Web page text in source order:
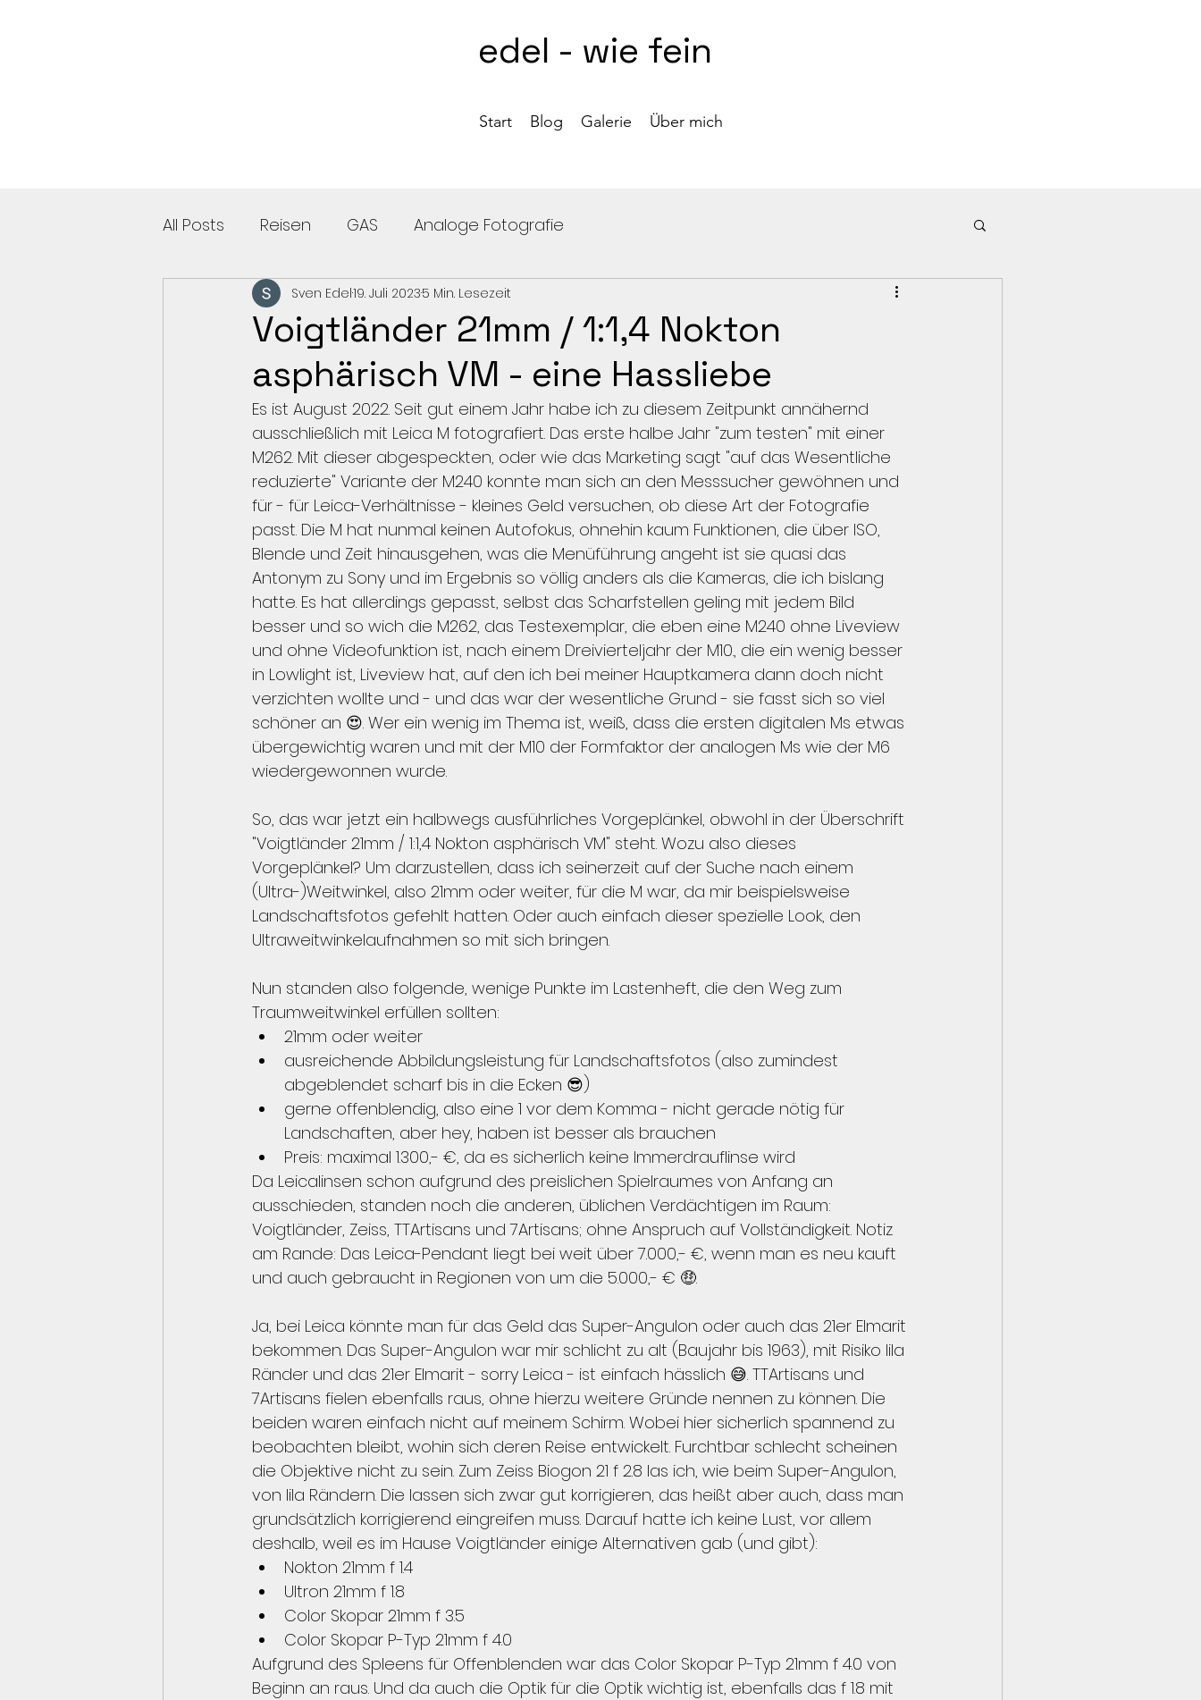
edel - wie fein
Start Blog Galerie Über mich
All Posts Reisen GAS Analoge Fotografie
Voigtländer 21mm / 1:1,4 Nokton
asphärisch VM - eine Hassliebe
Sven Edel19. Juli 20235 Min. Lesezeit
Es ist August 2022. Seit gut einem Jahr habe ich zu diesem Zeitpunkt annähernd
ausschließlich mit Leica M fotografiert. Das erste halbe Jahr "zum testen" mit einer
M262. Mit dieser abgespeckten, oder wie das Marketing sagt "auf das Wesentliche
reduzierte" Variante der M240 konnte man sich an den Messsucher gewöhnen und
für - für Leica-Verhältnisse - kleines Geld versuchen, ob diese Art der Fotografie
passt. Die M hat nunmal keinen Autofokus, ohnehin kaum Funktionen, die über ISO,
Blende und Zeit hinausgehen, was die Menüführung angeht ist sie quasi das
Antonym zu Sony und im Ergebnis so völlig anders als die Kameras, die ich bislang
hatte. Es hat allerdings gepasst, selbst das Scharfstellen geling mit jedem Bild
besser und so wich die M262, das Testexemplar, die eben eine M240 ohne Liveview
und ohne Videofunktion ist, nach einem Dreivierteljahr der M10., die ein wenig besser
in Lowlight ist, Liveview hat, auf den ich bei meiner Hauptkamera dann doch nicht
verzichten wollte und - und das war der wesentliche Grund - sie fasst sich so viel
schöner an 😍. Wer ein wenig im Thema ist, weiß, dass die ersten digitalen Ms etwas
übergewichtig waren und mit der M10 der Formfaktor der analogen Ms wie der M6
wiedergewonnen wurde.
So, das war jetzt ein halbwegs ausführliches Vorgeplänkel, obwohl in der Überschrift
"Voigtländer 21mm / 1:1,4 Nokton asphärisch VM" steht. Wozu also dieses
Vorgeplänkel? Um darzustellen, dass ich seinerzeit auf der Suche nach einem
(Ultra-)Weitwinkel, also 21mm oder weiter, für die M war, da mir beispielsweise
Landschaftsfotos gefehlt hatten. Oder auch einfach dieser spezielle Look, den
Ultraweitwinkelaufnahmen so mit sich bringen.
Nun standen also folgende, wenige Punkte im Lastenheft, die den Weg zum
Traumweitwinkel erfüllen sollten:
21mm oder weiter
ausreichende Abbildungsleistung für Landschaftsfotos (also zumindest
abgeblendet scharf bis in die Ecken 😎)
gerne offenblendig, also eine 1 vor dem Komma - nicht gerade nötig für
Landschaften, aber hey, haben ist besser als brauchen
Preis: maximal 1.300,- €, da es sicherlich keine Immerdrauflinse wird
Da Leicalinsen schon aufgrund des preislichen Spielraumes von Anfang an
ausschieden, standen noch die anderen, üblichen Verdächtigen im Raum:
Voigtländer, Zeiss, TTArtisans und 7Artisans; ohne Anspruch auf Vollständigkeit. Notiz
am Rande: Das Leica-Pendant liegt bei weit über 7.000,- €, wenn man es neu kauft
und auch gebraucht in Regionen von um die 5.000,- € 🤑.
Ja, bei Leica könnte man für das Geld das Super-Angulon oder auch das 21er Elmarit
bekommen. Das Super-Angulon war mir schlicht zu alt (Baujahr bis 1963), mit Risiko lila
Ränder und das 21er Elmarit - sorry Leica - ist einfach hässlich 😅. TTArtisans und
7Artisans fielen ebenfalls raus, ohne hierzu weitere Gründe nennen zu können. Die
beiden waren einfach nicht auf meinem Schirm. Wobei hier sicherlich spannend zu
beobachten bleibt, wohin sich deren Reise entwickelt. Furchtbar schlecht scheinen
die Objektive nicht zu sein. Zum Zeiss Biogon 21 f 2.8 las ich, wie beim Super-Angulon,
von lila Rändern. Die lassen sich zwar gut korrigieren, das heißt aber auch, dass man
grundsätzlich korrigierend eingreifen muss. Darauf hatte ich keine Lust, vor allem
deshalb, weil es im Hause Voigtländer einige Alternativen gab (und gibt):
Nokton 21mm f 1.4
Ultron 21mm f 1.8
Color Skopar 21mm f 3.5
Color Skopar P-Typ 21mm f 4.0
Aufgrund des Spleens für Offenblenden war das Color Skopar P-Typ 21mm f 4.0 von
Beginn an raus. Und da auch die Optik für die Optik wichtig ist, ebenfalls das f 1.8 mit